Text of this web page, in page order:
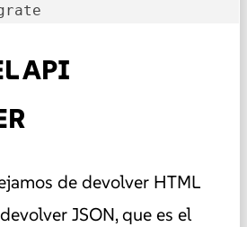
API
de devolver HTML
JSON, que es el